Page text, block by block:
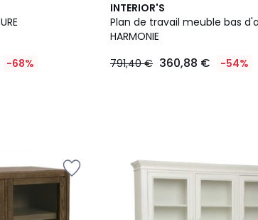
-68%
INTERIOR'S
Plan de travail meuble bas
HARMONIE
791,40 € 360,88 € -54%